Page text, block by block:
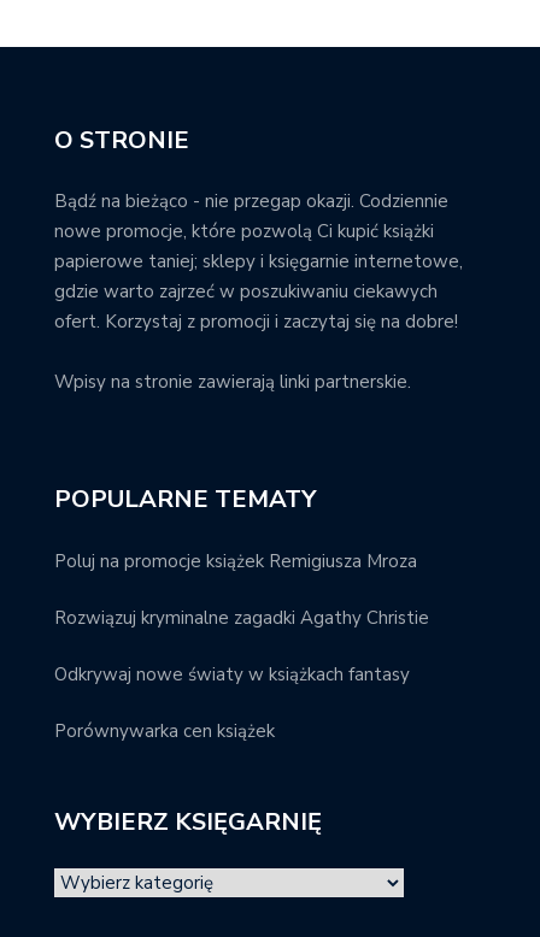
O STRONIE
Bądź na bieżąco - nie przegap okazji. Codziennie
nowe promocje, które pozwolą Ci kupić książki
papierowe taniej; sklepy i księgarnie internetowe,
gdzie warto zajrzeć w poszukiwaniu ciekawych
ofert. Korzystaj z promocji i zaczytaj się na dobre!
Wpisy na stronie zawierają linki partnerskie.
POPULARNE TEMATY
Poluj na promocje książek Remigiusza Mroza
Rozwiązuj kryminalne zagadki Agathy Christie
Odkrywaj nowe światy w książkach fantasy
Porównywarka cen książek
WYBIERZ KSIĘGARNIĘ